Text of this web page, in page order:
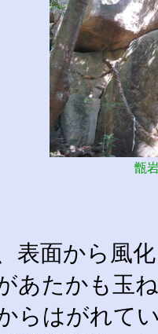
甑
表面から風
あたかも玉
らはがれて